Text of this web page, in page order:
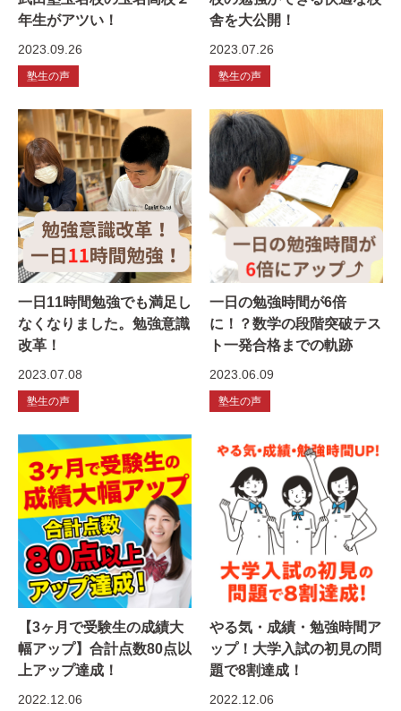
年生がアツい！
2023.09.26
塾生の声
舎を大公開！
2023.07.26
塾生の声
一日11時間勉強でも満足し
なくなりました。勉強意識
改革！
2023.07.08
塾生の声
一日の勉強時間が6倍
に！？数学の段階突破テス
ト一発合格までの軌跡
2023.06.09
塾生の声
【3ヶ月で受験生の成績大
幅アップ】合計点数80点以
上アップ達成！
2022.12.06
やる気・成績・勉強時間ア
ップ！大学入試の初見の問
題で8割達成！
2022.12.06